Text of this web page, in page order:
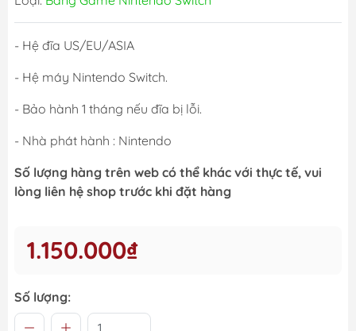
- Hệ đĩa US/EU/ASIA
- Hệ máy Nintendo Switch.
- Bảo hành 1 tháng nếu đĩa bị lỗi.
- Nhà phát hành : Nintendo
Số lượng hàng trên web có thể khác với thực tế, vui
lòng liên hệ shop trước khi đặt hàng
1.150.000₫
Số lượng: